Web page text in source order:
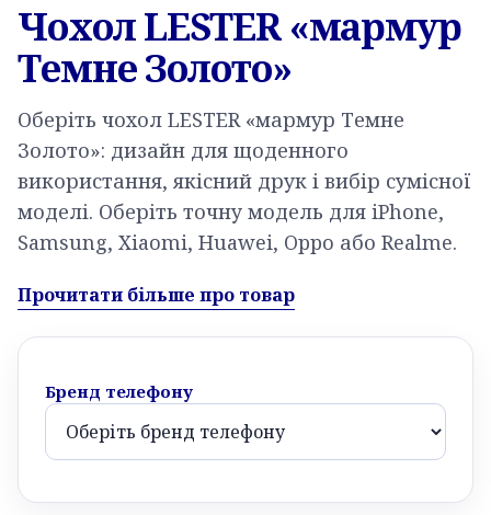
Чохол LESTER «мармур
Темне Золото»
Оберіть чохол LESTER «мармур Темне
Золото»: дизайн для щоденного
використання, якісний друк і вибір сумісної
моделі. Оберіть точну модель для iPhone,
Samsung, Xiaomi, Huawei, Oppo або Realme.
Прочитати більше про товар
Бренд телефону